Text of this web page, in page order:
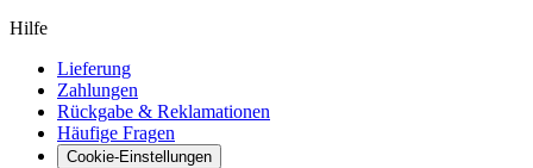
Hilfe
Lieferung
Zahlungen
Rückgabe & Reklamationen
Häufige Fragen
Cookie-Einstellungen